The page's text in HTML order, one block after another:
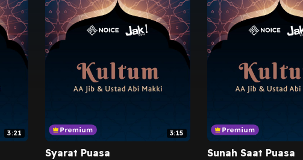
3:21 3:15
Syarat Puasa Sunah Saat Puasa